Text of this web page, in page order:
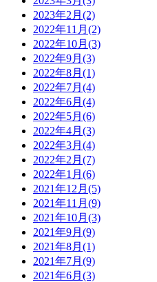
2023年2月 (2)
2022年11月 (2)
2022年10月 (3)
2022年9月 (3)
2022年8月 (1)
2022年7月 (4)
2022年6月 (4)
2022年5月 (6)
2022年4月 (3)
2022年3月 (4)
2022年2月 (7)
2022年1月 (6)
2021年12月 (5)
2021年11月 (9)
2021年10月 (3)
2021年9月 (9)
2021年8月 (1)
2021年7月 (9)
2021年6月 (3)